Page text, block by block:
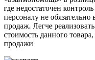
где недостаточен
персоналу не
продаж. Легче
стоимость данного
продажи